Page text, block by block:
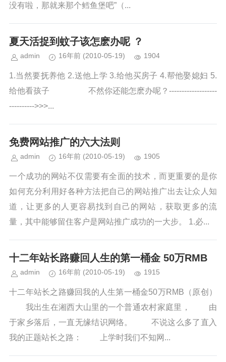
没有啦，那就来那个鳕鱼堡吧”（...
夏天活捉到蚊子该怎麽办呢 ？
admin 16年前 (2010-05-19) 1904
1.当然要抚养他 2.送他上学 3.给他买房子 4.帮他娶媳妇 5.
给他看孩子 不然你还能怎麽办呢？-------------------
---------->>>...
免费网站推广的六大法则
admin 16年前 (2010-05-19) 1905
一个成功的网站不仅需要有全面的技术，而更重要的是你
如何充分利用好各种方法把自己的网站推广出去让众人知
道，让更多的人更容易找到自己的网站，获取更多的流
量，其中能够留住客户是网站推广成功的一大步。 1.必...
十二年站长路赚回人生的第一桶金 50万RMB
admin 16年前 (2010-05-19) 1915
十二年站长之路赚回我的人生第一桶金50万RMB（原创）
我出生在湘西大山里的一个普通农村家庭里， 由
于家乡落后，一直无缘结识网络。 不说这么多了直入
我的正题站长之路： 上学时我们不知网...